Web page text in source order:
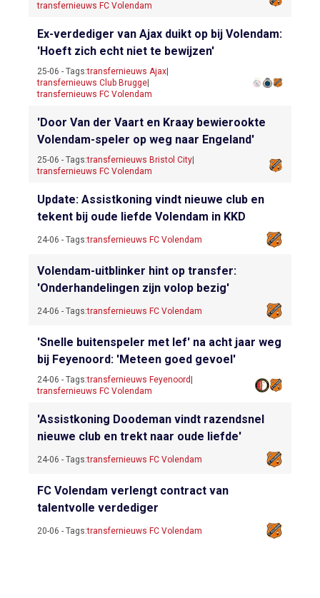
transfernieuws FC Volendam
Ex-verdediger van Ajax duikt op bij Volendam:
'Hoeft zich echt niet te bewijzen'
25-06 - Tags:transfernieuws Ajax
transfernieuws Club Brugge
transfernieuws FC Volendam
'Door Van der Vaart en Kraay bewierookte
Volendam-speler op weg naar Engeland'
25-06 - Tags:transfernieuws Bristol City
transfernieuws FC Volendam
Update: Assistkoning vindt nieuwe club en
tekent bij oude liefde Volendam in KKD
24-06 - Tags:transfernieuws FC Volendam
Volendam-uitblinker hint op transfer:
'Onderhandelingen zijn volop bezig'
24-06 - Tags:transfernieuws FC Volendam
'Snelle buitenspeler met lef' na acht jaar weg
bij Feyenoord: 'Meteen goed gevoel'
24-06 - Tags:transfernieuws Feyenoord
transfernieuws FC Volendam
'Assistkoning Doodeman vindt razendsnel
nieuwe club en trekt naar oude liefde'
24-06 - Tags:transfernieuws FC Volendam
FC Volendam verlengt contract van
talentvolle verdediger
20-06 - Tags:transfernieuws FC Volendam